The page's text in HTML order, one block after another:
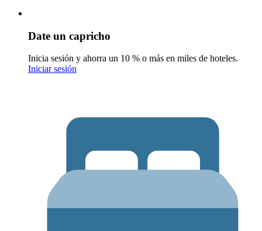
Date un capricho
Inicia sesión y ahorra un 10 % o más en miles de hoteles.
Iniciar sesión